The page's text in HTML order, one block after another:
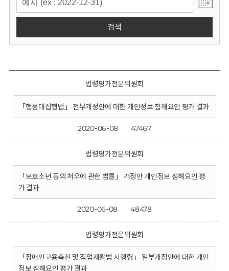
검색
법령평가전문위원회
「행정대집행법」 전부개정안에 대한 개인정보 침해요인 평가 결과
2020-06-08 47467
법령평가전문위원회
「보호소년 등의 처우에 관한 법률」 개정안 개인정보 침해요인 평
가 결과
2020-06-08 48478
법령평가전문위원회
「장애인고용촉진 및 직업재활법 시행령」 일부개정안에 대한 개인
정보 침해요인 평가 결과